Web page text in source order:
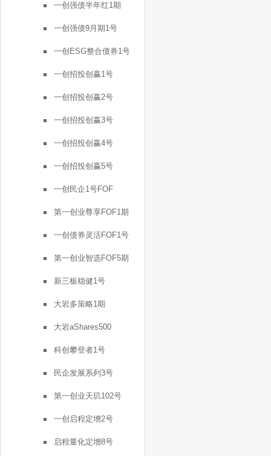
一创强债半年红1期
一创强债9月期1号
一创ESG整合债券1号
一创招投创赢1号
一创招投创赢2号
一创招投创赢3号
一创招投创赢4号
一创招投创赢5号
一创民企1号FOF
第一创业尊享FOF1期
一创债券灵活FOF1号
第一创业智选FOF5期
新三板稳健1号
大岩多策略1期
大岩aShares500
科创攀登者1号
民企发展系列3号
第一创业天玑102号
一创启程定增2号
启程量化定增8号